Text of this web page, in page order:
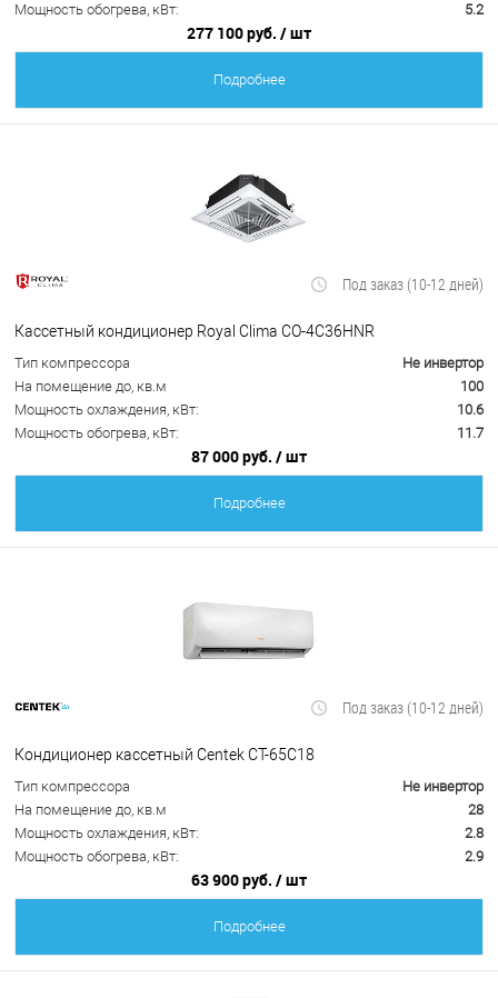
Мощность обогрева, кВт:
5.2
277 100 руб. / шт
Подробнее
Под заказ (10-12 дней)
Кассетный кондиционер Royal Clima CO-4C36HNR
Тип компрессора
Не инвертор
На помещение до, кв.м
100
Мощность охлаждения, кВт:
10.6
Мощность обогрева, кВт:
11.7
87 000 руб. / шт
Подробнее
Под заказ (10-12 дней)
Кондиционер кассетный Centek CT-65C18
Тип компрессора
Не инвертор
На помещение до, кв.м
28
Мощность охлаждения, кВт:
2.8
Мощность обогрева, кВт:
2.9
63 900 руб. / шт
Подробнее